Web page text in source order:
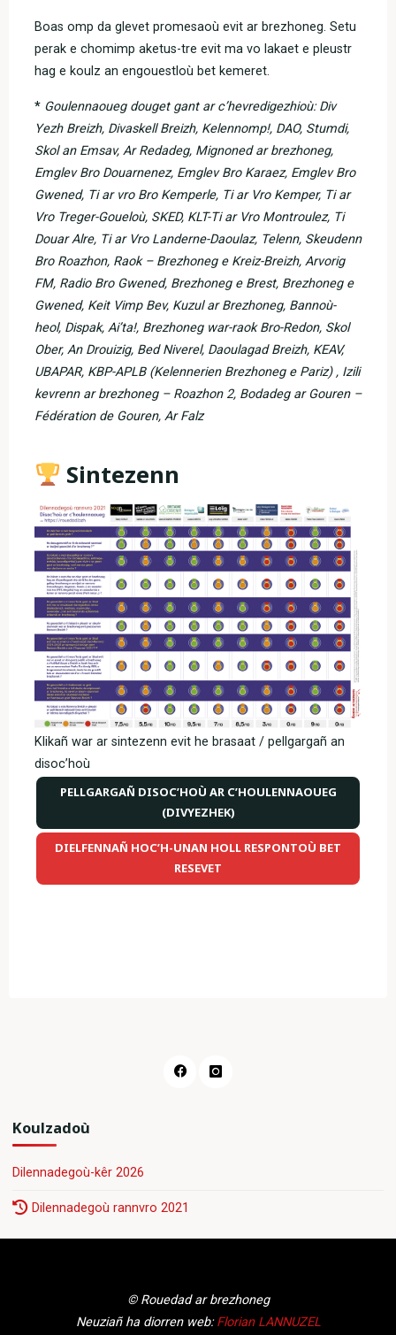
Boas omp da glevet promesaoù evit ar brezhoneg. Setu
perak e chomimp aketus-tre evit ma vo lakaet e pleustr
hag e koulz an engouestloù bet kemeret.
* Goulennaoueg douget gant ar c’hevredigezhioù: Div
Yezh Breizh, Divaskell Breizh, Kelennomp!, DAO, Stumdi,
Skol an Emsav, Ar Redadeg, Mignoned ar brezhoneg,
Emglev Bro Douarnenez, Emglev Bro Karaez, Emglev Bro
Gwened, Ti ar vro Bro Kemperle, Ti ar Vro Kemper, Ti ar
Vro Treger-Goueloù, SKED, KLT-Ti ar Vro Montroulez, Ti
Douar Alre, Ti ar Vro Landerne-Daoulaz, Telenn, Skeudenn
Bro Roazhon, Raok – Brezhoneg e Kreiz-Breizh, Arvorig
FM, Radio Bro Gwened, Brezhoneg e Brest, Brezhoneg e
Gwened, Keit Vimp Bev, Kuzul ar Brezhoneg, Bannoù-
heol, Dispak, Ai’ta!, Brezhoneg war-raok Bro-Redon, Skol
Ober, An Drouizig, Bed Niverel, Daoulagad Breizh, KEAV,
UBAPAR, KBP-APLB (Kelennerien Brezhoneg e Pariz) , Izili
kevrenn ar brezhoneg – Roazhon 2, Bodadeg ar Gouren –
Fédération de Gouren, Ar Falz
Sintezenn
Klikañ war ar sintezenn evit he brasaat / pellgargañ an
disoc’hoù
PELLGARGAÑ DISOC’HOÙ AR C’HOULENNAOUEG
(DIVYEZHEK)
DIELFENNAÑ HOC’H-UNAN HOLL RESPONTOÙ BET
RESEVET
Koulzadoù
Dilennadegoù-kêr 2026
Dilennadegoù rannvro 2021
© Rouedad ar brezhoneg
Neuziañ ha diorren web:Florian LANNUZEL